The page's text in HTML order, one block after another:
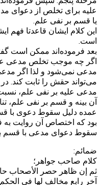
علیه برای تخلص از دعوای
یا قسم بر نفی علم.
این کلام ایشان قاعدتا فهم
است.
بعد فرموده‌اند ممکن است
اگر چه موجب تخلص مدعی
مدعی نمی‌شود و لذا اگر مدعی
می‌تواند حقش را ثابت کند.
مدعی علیه بر نفی علم،
آن بینه و قسم بر نفی علم،
عمده دلیل سقوط دعوی با
بود که اختصاص آن روایت به
سقوط دعوای مدعی با قسم بر
ضمائم:
کلام صاحب جواهر؛
ثم إن ظاهر حصر الأصحاب
آخر رابع مخالف لها في الحكم